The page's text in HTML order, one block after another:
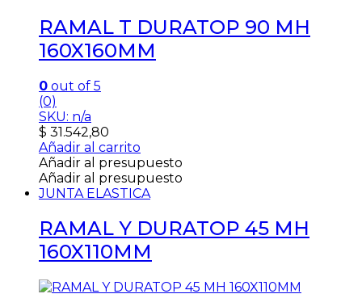
RAMAL T DURATOP 90 MH
160X160MM
0 out of 5
(0)
SKU: n/a
$ 31.542,80
Añadir al carrito
Añadir al presupuesto
Añadir al presupuesto
JUNTA ELASTICA
RAMAL Y DURATOP 45 MH
160X110MM